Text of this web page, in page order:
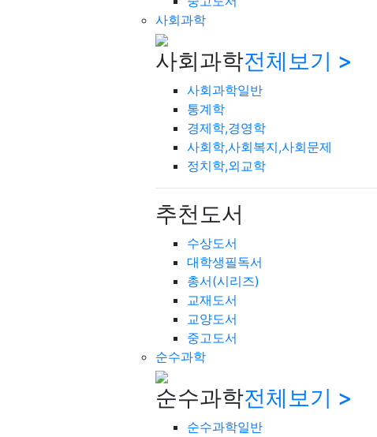
사회과학
사회과학전체보기 >
사회과학일반
통계학
경제학,경영학
사회학,사회복지,사회문제
정치학,외교학
추천도서
수상도서
대학생필독서
총서(시리즈)
교재도서
교양도서
중고도서
순수과학
순수과학전체보기 >
순수과학일반